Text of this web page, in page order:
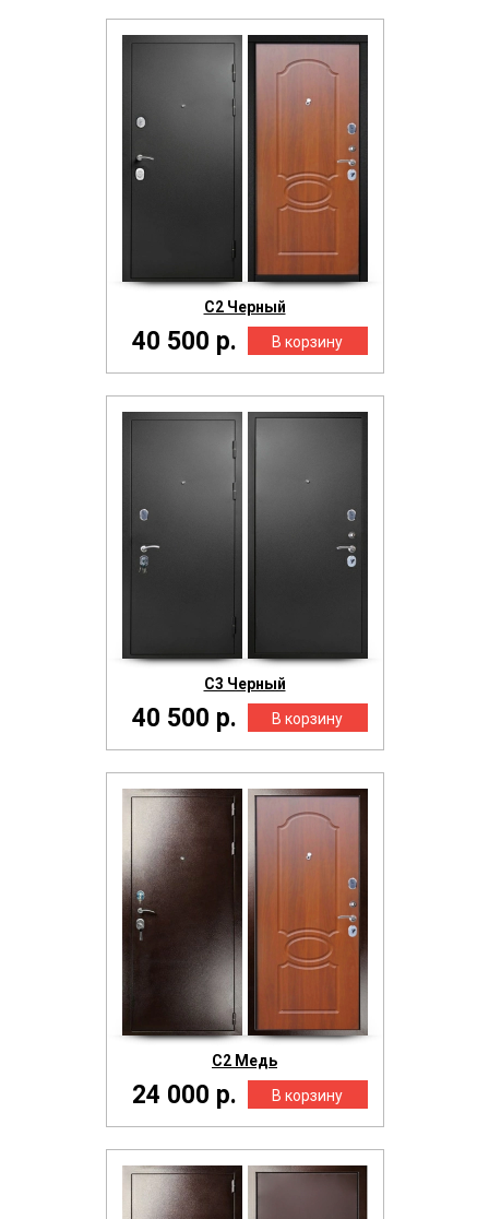
С2 Черный
40 500 р.
С3 Черный
40 500 р.
С2 Медь
24 000 р.